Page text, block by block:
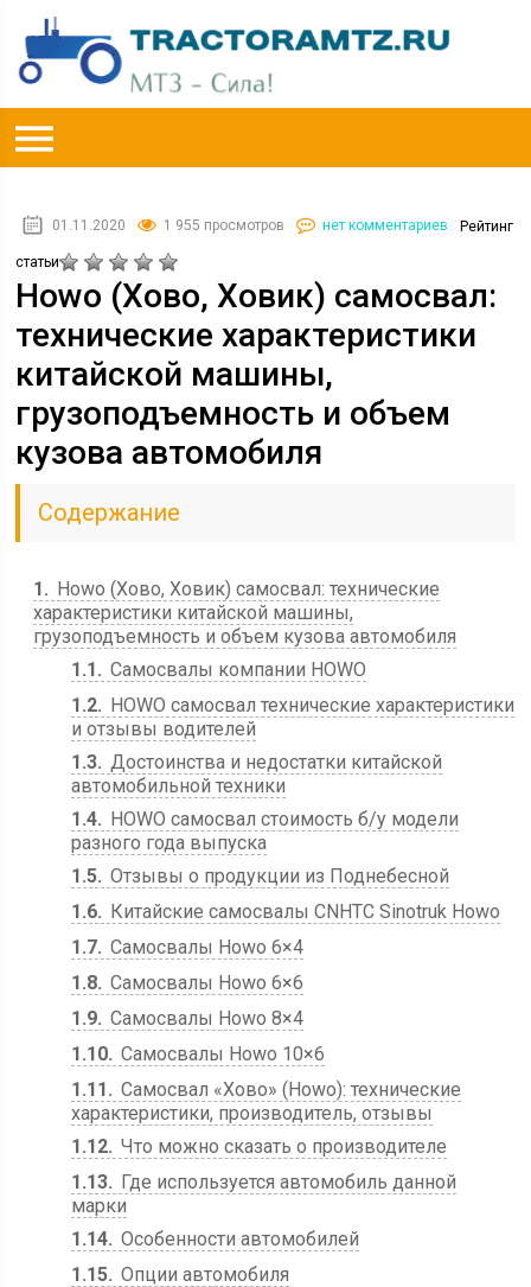
01.11.2020 1 955 просмотров нет комментариев Рейтинг
статьи
Howo (Хово, Ховик) самосвал:
технические характеристики
китайской машины,
грузоподъемность и объем
кузова автомобиля
Содержание
1
Howo (Хово, Ховик) самосвал: технические
характеристики китайской машины,
грузоподъемность и объем кузова автомобиля
1.1
Самосвалы компании HOWO
1.2
HOWO самосвал технические характеристики
и отзывы водителей
1.3 Достоинства и недостатки китайской
автомобильной техники
1.4
HOWO самосвал стоимость б/у модели
разного года выпуска
1.5 Отзывы о продукции из Поднебесной
1.6
Китайские самосвалы CNHTC Sinotruk Howo
1.7 Самосвалы Howo 6×4
1.8 Самосвалы Howo 6×6
1.9 Самосвалы Howo 8×4
1.10 Самосвалы Howo 10×6
1.11
Самосвал «Хово» (Howo): технические
характеристики, производитель, отзывы
1.12 Что можно сказать о производителе
1.13
Где используется автомобиль данной
марки
1.14 Особенности автомобилей
1.15 Опции автомобиля